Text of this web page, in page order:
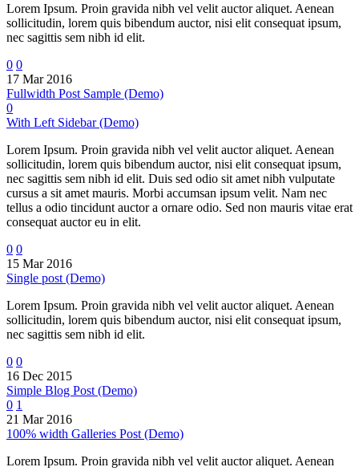
Lorem Ipsum. Proin gravida nibh vel velit auctor aliquet. Aenean
sollicitudin, lorem quis bibendum auctor, nisi elit consequat ipsum,
nec sagittis sem nibh id elit.
0 0
17 Mar 2016
Fullwidth Post Sample (Demo)
0
With Left Sidebar (Demo)
Lorem Ipsum. Proin gravida nibh vel velit auctor aliquet. Aenean
sollicitudin, lorem quis bibendum auctor, nisi elit consequat ipsum,
nec sagittis sem nibh id elit. Duis sed odio sit amet nibh vulputate
cursus a sit amet mauris. Morbi accumsan ipsum velit. Nam nec
tellus a odio tincidunt auctor a ornare odio. Sed non mauris vitae erat
consequat auctor eu in elit.
0 0
15 Mar 2016
Single post (Demo)
Lorem Ipsum. Proin gravida nibh vel velit auctor aliquet. Aenean
sollicitudin, lorem quis bibendum auctor, nisi elit consequat ipsum,
nec sagittis sem nibh id elit.
0 0
16 Dec 2015
Simple Blog Post (Demo)
0 1
21 Mar 2016
100% width Galleries Post (Demo)
Lorem Ipsum. Proin gravida nibh vel velit auctor aliquet. Aenean